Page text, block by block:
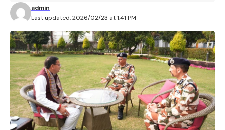
Last updated: 2026/02/23 at 1:41 PM
admin